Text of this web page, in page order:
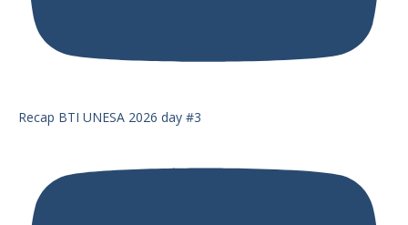
Recap BTI UNESA 2026 day #3